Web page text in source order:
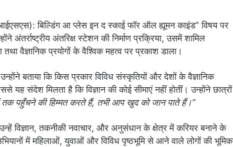
(आईएसएस): बिल्डिंग आ प्लेस इन द स्काई फॉर ऑल ह्यूमन काइंड” विषय पर
अंतर्राष्ट्रीय अंतरिक्ष स्टेशन की निर्माण प्रक्रिया, उसमें शामिल
वैज्ञानिक प्रयोगों के वैश्विक महत्व पर प्रकाश डाला।
बताया कि किस प्रकार विविध संस्कृतियों और देशों के वैज्ञानिक
यह संदेश मिलता है कि विज्ञान की कोई सीमाएं नहीं होतीं। उन्होंने छात्रों
पहुँचने की हिम्मत करते हैं, तभी आप खुद को जान पाते हैं।”
उन्हें विज्ञान, तकनीकी नवाचार, और अनुसंधान के क्षेत्र में करियर बनाने के
में महिलाओं, युवाओं और विविध पृष्ठभूमि से आने वाले लोगों की